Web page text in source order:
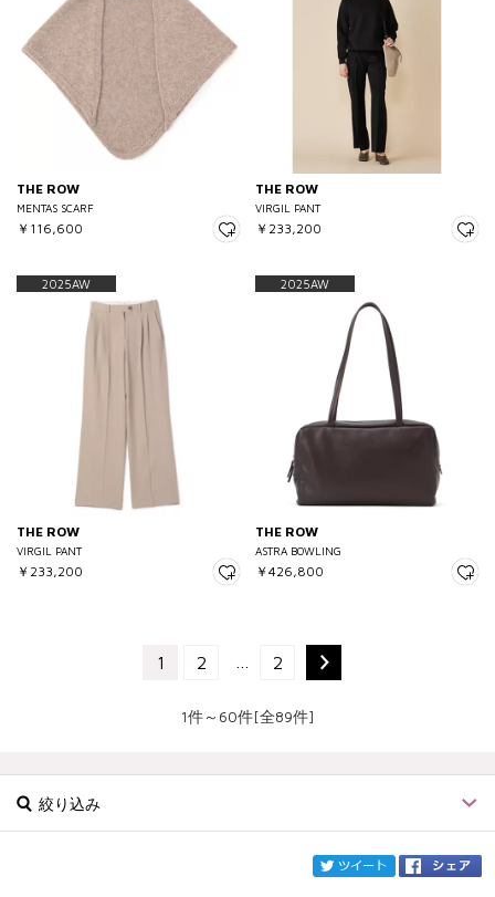
THE ROW
MENTAS SCARF
￥116,600
THE ROW
VIRGIL PANT
￥233,200
2025AW
THE ROW
VIRGIL PANT
￥233,200
2025AW
THE ROW
ASTRA BOWLING
￥426,800
1 2 2
1件～60件[全89件]
絞り込み